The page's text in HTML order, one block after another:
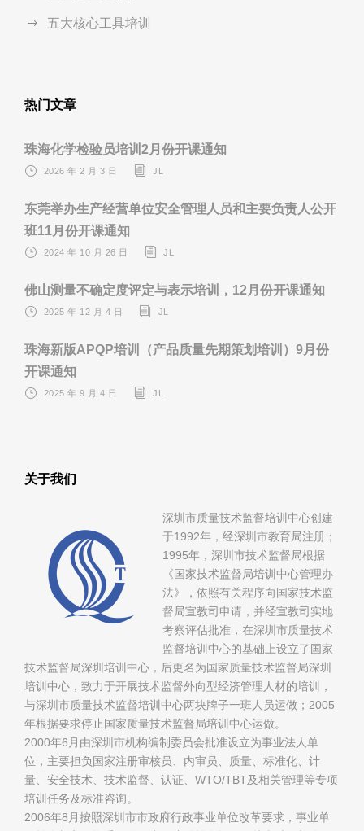
五大核心工具培训
热门文章
珠海化学检验员培训2月份开课通知
2026 年 2 月 3 日 JL
东莞举办生产经营单位安全管理人员和主要负责人公开
班11月份开课通知
2024 年 10 月 26 日 JL
佛山测量不确定度评定与表示培训，12月份开课通知
2025 年 12 月 4 日 JL
珠海新版APQP培训（产品质量先期策划培训）9月份
开课通知
2025 年 9 月 4 日 JL
关于我们
深圳市质量技术监督培训中心创建
于1992年，经深圳市教育局注册；
1995年，深圳市技术监督局根据
《国家技术监督局培训中心管理办
法》，依照有关程序向国家技术监
督局宣教司申请，并经宣教司实地
考察评估批准，在深圳市质量技术
监督培训中心的基础上设立了国家
技术监督局深圳培训中心，后更名为国家质量技术监督局深圳
培训中心，致力于开展技术监督外向型经济管理人材的培训，
与深圳市质量技术监督培训中心两块牌子一班人员运做；2005
年根据要求停止国家质量技术监督局培训中心运做。
2000年6月由深圳市机构编制委员会批准设立为事业法人单
位，主要担负国家注册审核员、内审员、质量、标准化、计
量、安全技术、技术监督、认证、WTO/TBT及相关管理等专项
培训任务及标准咨询。
2006年8月按照深圳市市政府行政事业单位改革要求，事业单